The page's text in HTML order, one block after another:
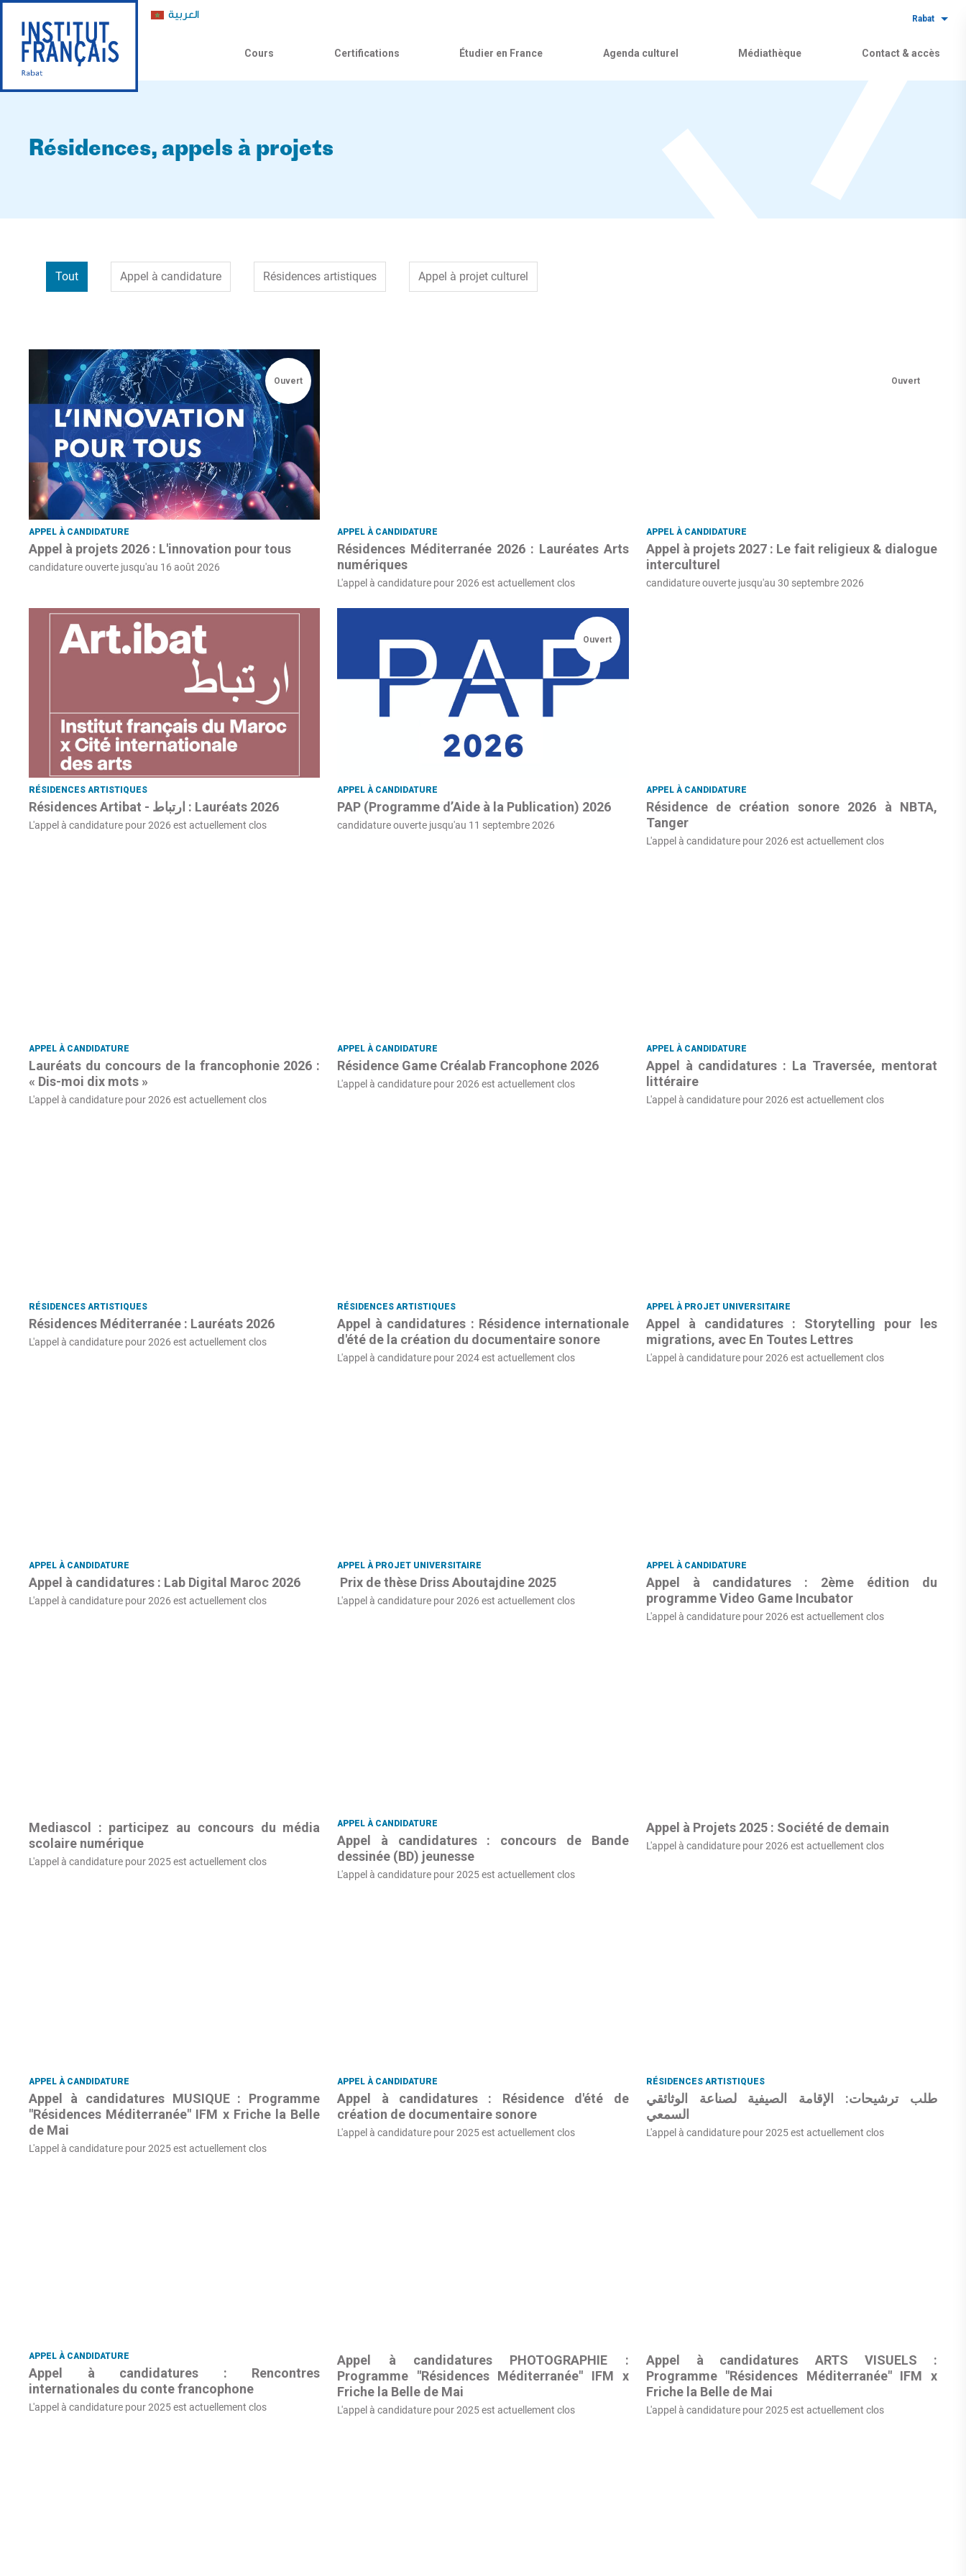
العربية Rabat
Cours Certifications Étudier en France Agenda culturel Médiathèque Contact & accès
Résidences, appels à projets
Tout Appel à candidature Résidences artistiques Appel à projet culturel
Ouvert
APPEL À CANDIDATURE
Appel à projets 2026 : L'innovation pour tous
candidature ouverte jusqu'au 16 août 2026
APPEL À CANDIDATURE
Résidences Méditerranée 2026 : Lauréates Arts
numériques
L'appel à candidature pour 2026 est actuellement clos
Ouvert
APPEL À CANDIDATURE
Appel à projets 2027 : Le fait religieux & dialogue
interculturel
candidature ouverte jusqu'au 30 septembre 2026
RÉSIDENCES ARTISTIQUES
Résidences Artibat - ارتباط : Lauréats 2026
L'appel à candidature pour 2026 est actuellement clos
Ouvert
APPEL À CANDIDATURE
PAP (Programme d’Aide à la Publication) 2026
candidature ouverte jusqu'au 11 septembre 2026
APPEL À CANDIDATURE
Résidence de création sonore 2026 à NBTA,
Tanger
L'appel à candidature pour 2026 est actuellement clos
APPEL À CANDIDATURE
Lauréats du concours de la francophonie 2026 :
« Dis-moi dix mots »
L'appel à candidature pour 2026 est actuellement clos
APPEL À CANDIDATURE
Résidence Game Créalab Francophone 2026
L'appel à candidature pour 2026 est actuellement clos
APPEL À CANDIDATURE
Appel à candidatures : La Traversée, mentorat
littéraire
L'appel à candidature pour 2026 est actuellement clos
RÉSIDENCES ARTISTIQUES
Résidences Méditerranée : Lauréats 2026
L'appel à candidature pour 2026 est actuellement clos
RÉSIDENCES ARTISTIQUES
Appel à candidatures : Résidence internationale
d'été de la création du documentaire sonore
L'appel à candidature pour 2024 est actuellement clos
APPEL À PROJET UNIVERSITAIRE
Appel à candidatures : Storytelling pour les
migrations, avec En Toutes Lettres
L'appel à candidature pour 2026 est actuellement clos
APPEL À CANDIDATURE
Appel à candidatures : Lab Digital Maroc 2026
L'appel à candidature pour 2026 est actuellement clos
APPEL À PROJET UNIVERSITAIRE
Prix de thèse Driss Aboutajdine 2025
L'appel à candidature pour 2026 est actuellement clos
APPEL À CANDIDATURE
Appel à candidatures : 2ème édition du
programme Video Game Incubator
L'appel à candidature pour 2026 est actuellement clos
Mediascol : participez au concours du média
scolaire numérique
L'appel à candidature pour 2025 est actuellement clos
APPEL À CANDIDATURE
Appel à candidatures : concours de Bande
dessinée (BD) jeunesse
L'appel à candidature pour 2025 est actuellement clos
Appel à Projets 2025 : Société de demain
L'appel à candidature pour 2026 est actuellement clos
APPEL À CANDIDATURE
Appel à candidatures MUSIQUE : Programme
"Résidences Méditerranée" IFM x Friche la Belle
de Mai
L'appel à candidature pour 2025 est actuellement clos
APPEL À CANDIDATURE
Appel à candidatures : Résidence d'été de
création de documentaire sonore
L'appel à candidature pour 2025 est actuellement clos
RÉSIDENCES ARTISTIQUES
طلب ترشيحات: الإقامة الصيفية لصناعة الوثائقي
السمعي
L'appel à candidature pour 2025 est actuellement clos
APPEL À CANDIDATURE
Appel à candidatures : Rencontres
internationales du conte francophone
L'appel à candidature pour 2025 est actuellement clos
Appel à candidatures PHOTOGRAPHIE :
Programme "Résidences Méditerranée" IFM x
Friche la Belle de Mai
L'appel à candidature pour 2025 est actuellement clos
Appel à candidatures ARTS VISUELS :
Programme "Résidences Méditerranée" IFM x
Friche la Belle de Mai
L'appel à candidature pour 2025 est actuellement clos